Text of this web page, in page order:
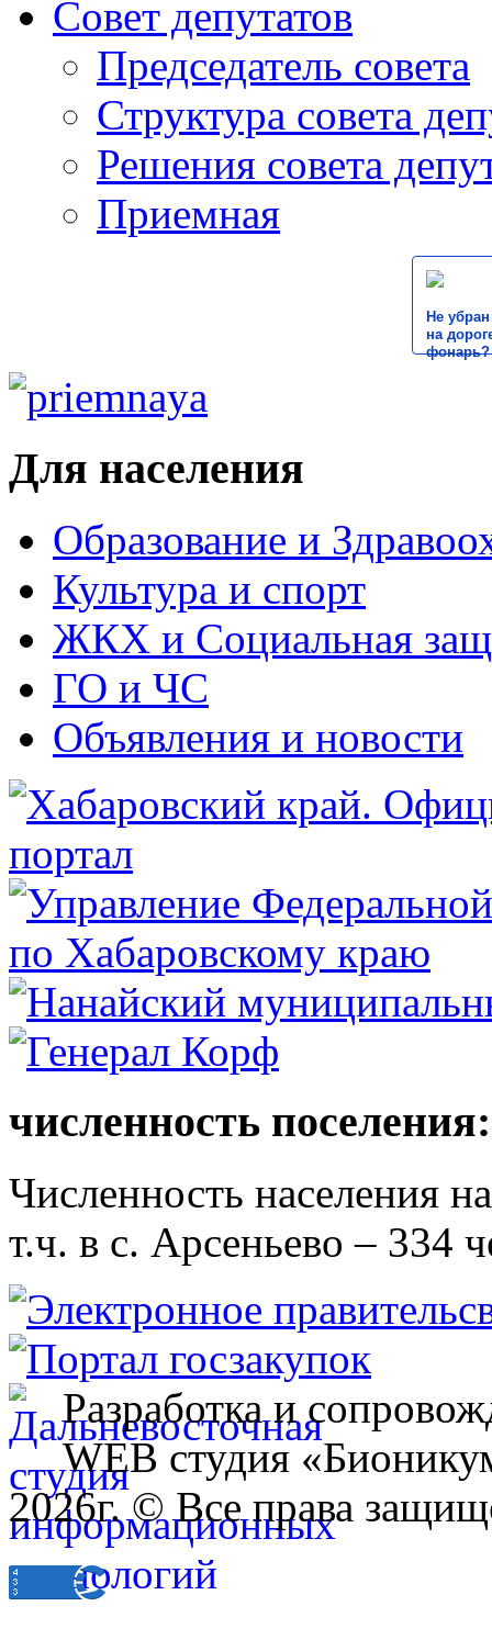
Совет депутатов
Председатель совета
Структура совета
Решения совета
Приемная
Не
на
фонарь?
Для населения
Образование и
Культура и спорт
ЖКХ и Социальная
ГО и ЧС
Объявления и новости
численность поселения:
Численность населения
т.ч. в с. Арсеньево – 334
Разработка и
WEB студия
2026г. © Все права